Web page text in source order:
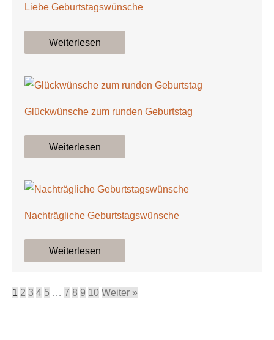
Liebe Geburtstagswünsche
Weiterlesen
Glückwünsche zum runden Geburtstag
Weiterlesen
Nachträgliche Geburtstagswünsche
Weiterlesen
1 2 3 4 5 … 7 8 9 10 Weiter »